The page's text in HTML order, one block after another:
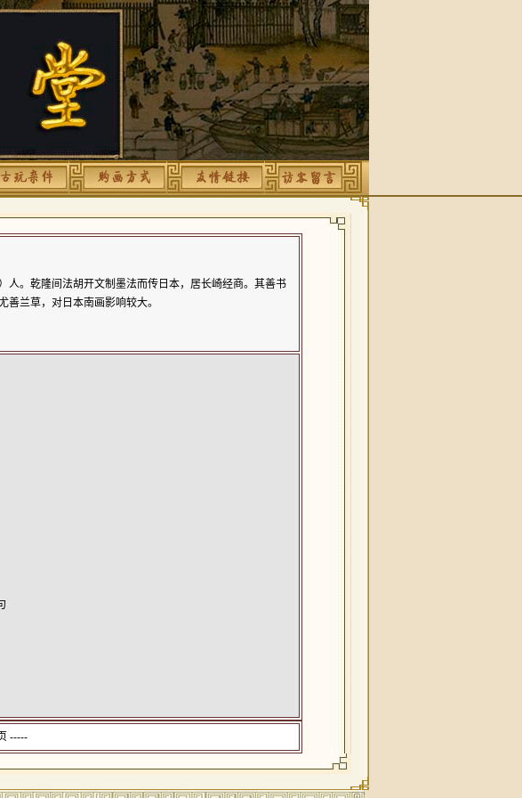
人。乾隆间法胡开文制墨法而传日本，居长崎经商。其善书
兰草，对日本南画影响较大。
-----